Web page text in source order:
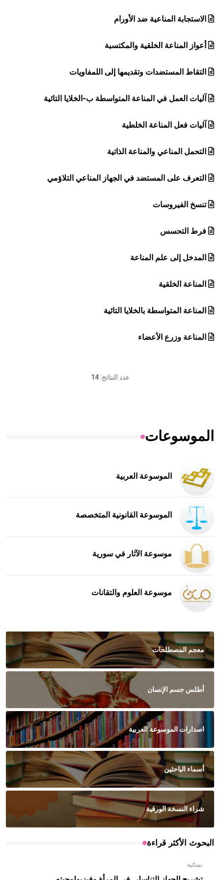
الاستجابة المناعية ضد الأورام
أعواز المناعة الخلقية والمكتسبة
التقاط المستضدات وتقديمها إلى اللمفاويات
آليات العمل في المناعة المتواسطة ب-الخلايا التائية
آليات فعل المناعة الخلطية
التحمل المناعي والمناعة الذاتية
التعرف على المستضد في الجهاز المناعي التلاؤمي
تنسخ الفيروسات
فرط التحسس
المدخل إلى علم المناعة
المناعة الخلقية
المناعة المتواسطة بالخلايا التائية
المناعة وزرع الأعضاء
عدد النتائج:14
الموسوعات
الموسوعة العربية
الموسوعة القانونية المتخصصة
موسوعة الآثار في سورية
موسوعة العلوم والتقانات
معجم المصطلحات
أطلس جسم الإنسان
اصدارات الموسوعة العربية
أسماء الباحثين
شراء النسخة الورقية
البحوث الأكثر قراءة
نسائية